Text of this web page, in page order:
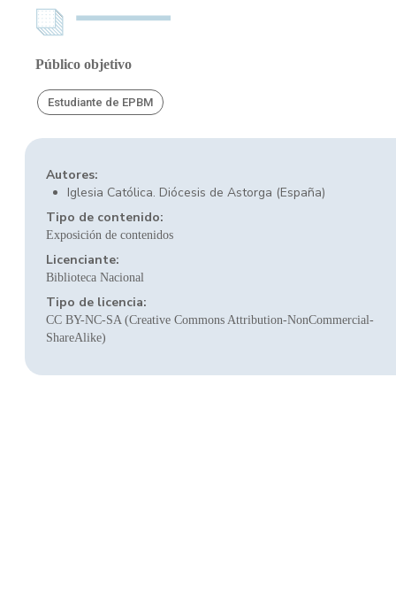
Público objetivo
Estudiante de EPBM
Autores:
Iglesia Católica. Diócesis de Astorga (España)
Tipo de contenido:
Exposición de contenidos
Licenciante:
Biblioteca Nacional
Tipo de licencia:
CC BY-NC-SA (Creative Commons Attribution-NonCommercial-
ShareAlike)